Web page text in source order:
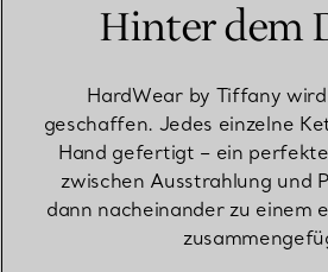
Hinter dem
HardWear by Tiffany
geschaffen. Jedes einzelne
Hand gefertigt – ein
zwischen Ausstrahlung und
dann nacheinander zu einem